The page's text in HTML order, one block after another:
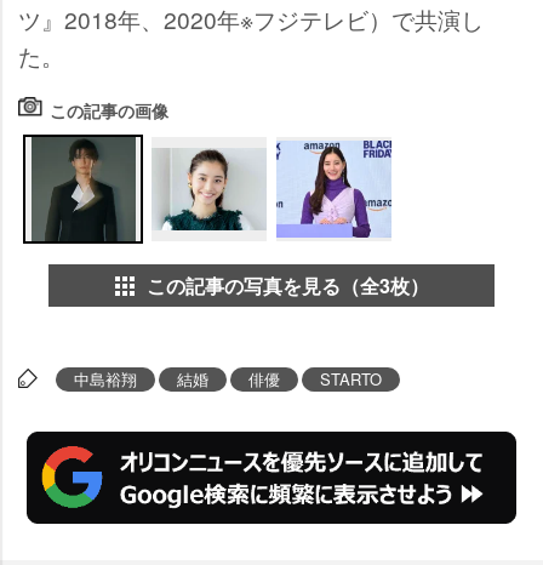
ツ』2018年、2020年※フジテレビ）で共演し
た。
この記事の画像
この記事の写真を見る（全3枚）
中島裕翔 結婚 俳優 STARTO